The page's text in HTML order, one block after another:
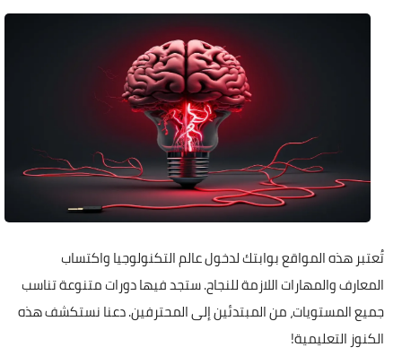
تُعتبر هذه المواقع بوابتك لدخول عالم التكنولوجيا واكتساب
المعارف والمهارات اللازمة للنجاح. ستجد فيها دورات متنوعة تناسب
جميع المستويات، من المبتدئين إلى المحترفين. دعنا نستكشف هذه
الكنوز التعليمية!